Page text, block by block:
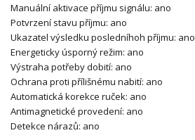
Manuální aktivace příjmu signálu: ano
Potvrzení stavu příjmu: ano
Ukazatel výsledku posledníhoh příjmu: ano
Energeticky úsporný režim: ano
Výstraha potřeby dobití: ano
Ochrana proti přílišnému nabití: ano
Automatická korekce ruček: ano
Antimagnetické provedení: ano
Detekce nárazů: ano